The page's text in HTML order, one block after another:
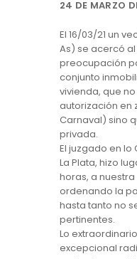
24 DE MARZO
El 16/03/21 un
As) se acercó
preocupación
conjunto
vivienda, que
autorización en
Carnaval) sino
privada.
El juzgado en lo
La Plata, hizo
horas, a
ordenando la
hasta tanto no
pertinentes.
Lo
excepcional